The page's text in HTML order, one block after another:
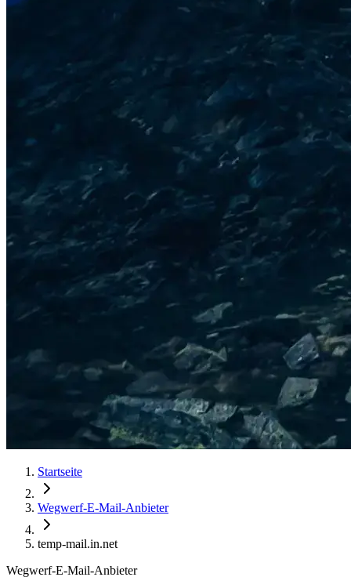
Startseite
Wegwerf-E-Mail-Anbieter
temp-mail.in.net
Wegwerf-E-Mail-Anbieter